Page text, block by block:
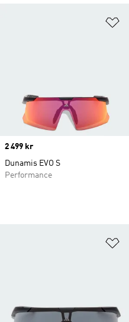
Price
2 499 kr
Dunamis EVO S
Performance